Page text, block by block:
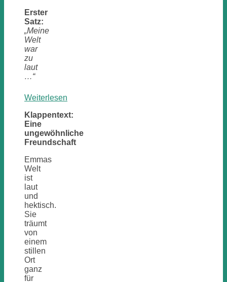
Erster
Satz:
„Meine
Welt
war
zu
laut
…“
Weiterlesen
Stille
Bauch
des
Klappentext:
Eine
ungewöhnliche
Freundschaft
Emmas
Welt
ist
laut
und
hektisch.
Sie
träumt
von
einem
stillen
Ort
ganz
für